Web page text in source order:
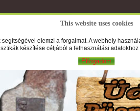
This website uses cookies
segítségével elemzi a forgalmat. A webhely
készítése céljából a felhasználási
Elfogadom